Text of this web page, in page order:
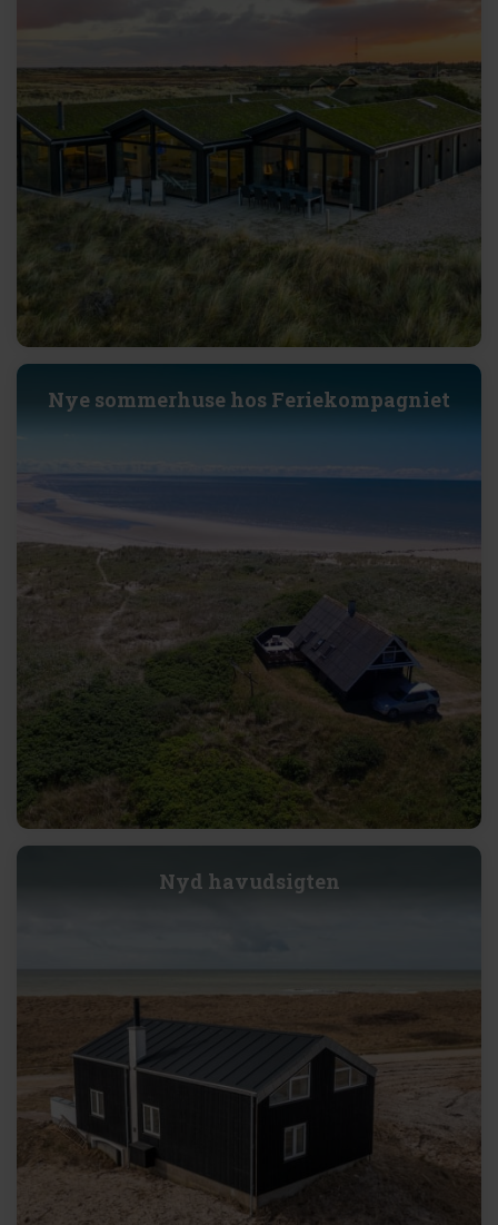
Nye sommerhuse hos Feriekompagniet
Nyd havudsigten